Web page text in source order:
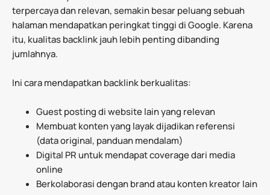
terpercaya dan relevan, semakin besar peluang sebuah
halaman mendapatkan peringkat tinggi di Google. Karena
itu, kualitas backlink jauh lebih penting dibanding
jumlahnya.
Ini cara mendapatkan backlink berkualitas:
Guest posting di website lain yang relevan
Membuat konten yang layak dijadikan referensi
(data original, panduan mendalam)
Digital PR untuk mendapat coverage dari media
online
Berkolaborasi dengan brand atau konten kreator lain